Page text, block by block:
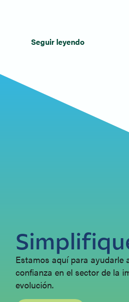
Seguir leyendo
Estamos aquí para ayudarle
confianza en el sector de la
evolución.